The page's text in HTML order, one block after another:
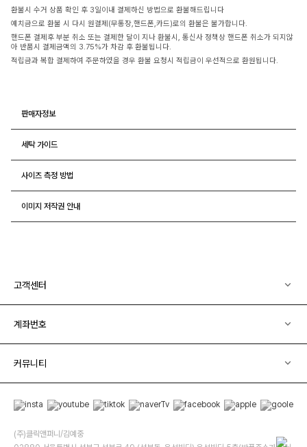
환불시 수거 상품 확인 후 3일이내 결제하신 방법으로 환불해드립니다
예치금으로 환불 시 다시 원결제(무통장,핸드폰,카드)로의 환불은 불가합니다.
핸드폰 결제후 부분 취소 또는 결제한 달이 지나 환불시, 통신사 정책상 핸드폰 취소가 되지않
아 반품시 결제금액의 3.75%가 차감 후 환불됩니다.
적립금과 복합 결제하여 주문하였을 경우 환불 요청시 적립금이 우선적으로 환원됩니다.
판매자정보
세탁 가이드
사이즈 측정 방법
이미지 저작권 안내
고객센터
계좌번호
커뮤니티
(주)클릭앤퍼니/김예중